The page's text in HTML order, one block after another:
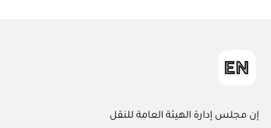
إن مجلس إدارة الهيئة العامة للنقل